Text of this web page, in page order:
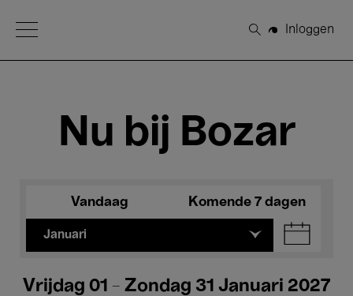
Open Menu
Zoeken
Inloggen
Nu bij Bozar
Vandaag Komende 7 dagen
Januari
Vrijdag 01 - Zondag 31 Januari 2027